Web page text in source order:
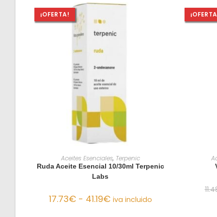
¡OFERTA!
SELECCIONAR OPCIONES
Aceites Esenciales, Terpenic
Ruda Aceite Esencial 10/30ml Terpenic
Labs
17.73€ - 41.19€ iva incluido